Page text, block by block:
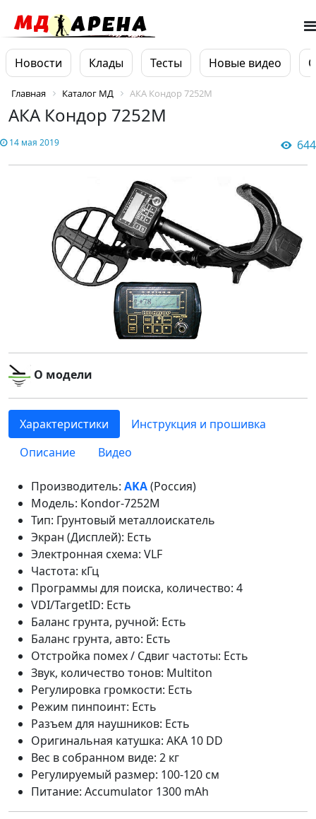
Новости Клады Тесты Новые видео
Главная Каталог МД АКА Кондор 7252М
АКА Кондор 7252М
14 мая 2019 644
О модели
Характеристики
Инструкция и прошивка
Описание
Видео
Производитель: AKA(Россия)
Модель: Kondor-7252M
Тип: Грунтовый металлоискатель
Экран (Дисплей): Есть
Электронная схема: VLF
Частота: кГц
Программы для поиска, количество: 4
VDI/TargetID: Есть
Баланс грунта, ручной: Есть
Баланс грунта, авто: Есть
Отстройка помех / Сдвиг частоты: Есть
Звук, количество тонов: Multiton
Регулировка громкости: Есть
Режим пинпоинт: Есть
Разъем для наушников: Есть
Оригинальная катушка: AKA 10 DD
Вес в собранном виде: 2 кг
Регулируемый размер: 100-120 см
Питание: Accumulator 1300 mAh